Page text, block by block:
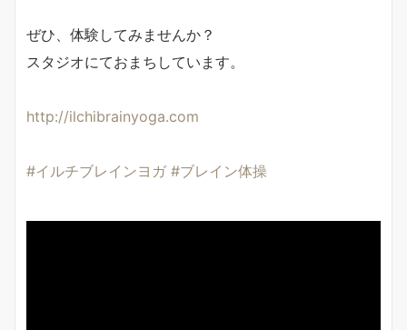
ぜひ、体験してみませんか？
スタジオにておまちしています。
http://ilchibrainyoga.com
#イルチブレインヨガ #ブレイン体操